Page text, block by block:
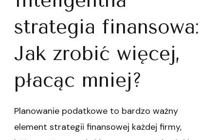
strategia finansowa:
Jak zrobić więcej,
płacąc mniej?
Planowanie podatkowe to bardzo ważny
element strategii finansowej każdej firmy,